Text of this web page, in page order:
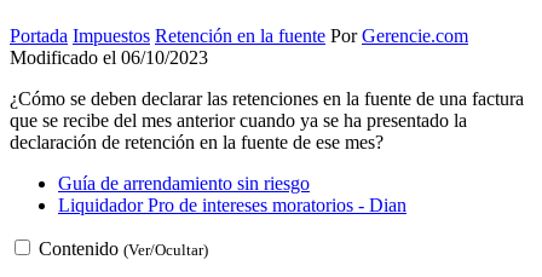
Portada Impuestos Retención en la fuente PorGerencie.com
Modificado el 06/10/2023
¿Cómo se deben declarar las retenciones en la fuente de una factura
que se recibe del mes anterior cuando ya se ha presentado la
declaración de retención en la fuente de ese mes?
Guía de arrendamiento sin riesgo
Liquidador Pro de intereses moratorios - Dian
Contenido (Ver/Ocultar)